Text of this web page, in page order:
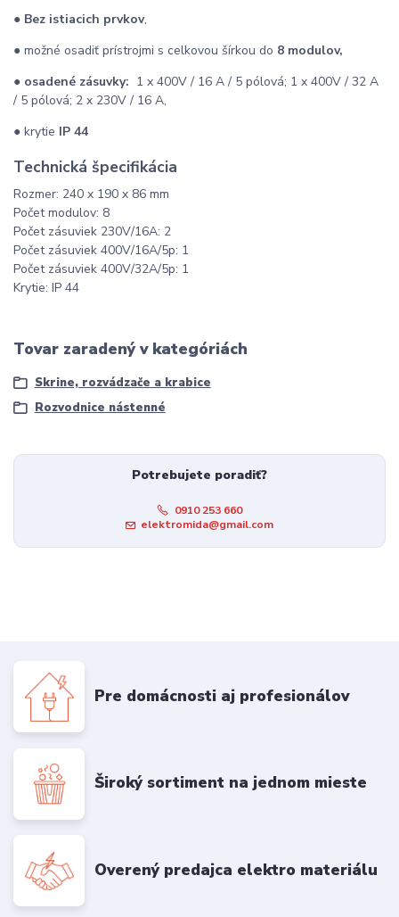
● Bez istiacich prvkov,
● možné osadiť prístrojmi s celkovou šírkou do 8 modulov,
● osadené zásuvky: 1 x 400V / 16 A / 5 pólová; 1 x 400V / 32 A
/ 5 pólová; 2 x 230V / 16 A,
● krytie IP 44
Technická špecifikácia
Rozmer: 240 x 190 x 86 mm
Počet modulov: 8
Počet zásuviek 230V/16A: 2
Počet zásuviek 400V/16A/5p: 1
Počet zásuviek 400V/32A/5p: 1
Krytie: IP 44
Tovar zaradený v kategóriách
Skrine, rozvádzače a krabice
Rozvodnice nástenné
Potrebujete poradiť?
0910 253 660
elektromida@gmail.com
Pre domácnosti aj profesionálov
Široký sortiment na jednom mieste
Overený predajca elektro materiálu